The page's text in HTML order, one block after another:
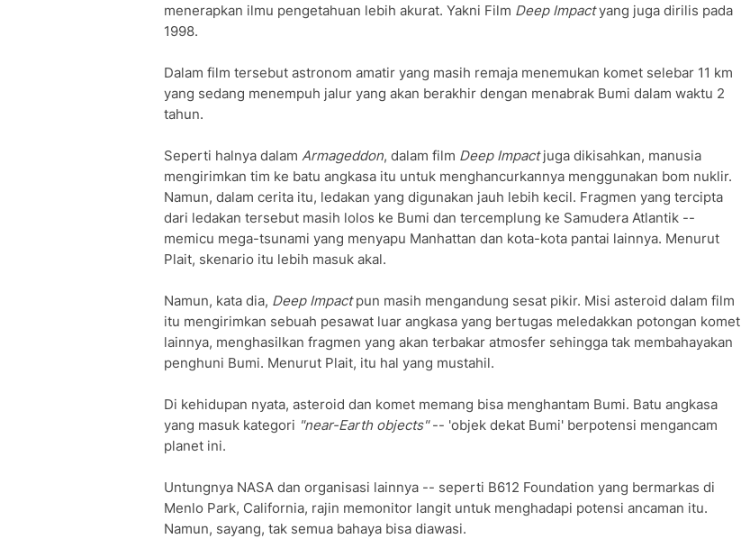
menerapkan ilmu pengetahuan lebih akurat. Yakni Film Deep Impactyang juga dirilis pada
1998.
Dalam film tersebut astronom amatir yang masih remaja menemukan komet selebar 11 km
yang sedang menempuh jalur yang akan berakhir dengan menabrak Bumi dalam waktu 2
tahun.
Seperti halnya dalam Armageddon, dalam film Deep Impactjuga dikisahkan, manusia
mengirimkan tim ke batu angkasa itu untuk menghancurkannya menggunakan bom nuklir.
Namun, dalam cerita itu, ledakan yang digunakan jauh lebih kecil. Fragmen yang tercipta
dari ledakan tersebut masih lolos ke Bumi dan tercemplung ke Samudera Atlantik --
memicu mega-tsunami yang menyapu Manhattan dan kota-kota pantai lainnya. Menurut
Plait, skenario itu lebih masuk akal.
Namun, kata dia, Deep Impactpun masih mengandung sesat pikir. Misi asteroid dalam film
itu mengirimkan sebuah pesawat luar angkasa yang bertugas meledakkan potongan komet
lainnya, menghasilkan fragmen yang akan terbakar atmosfer sehingga tak membahayakan
penghuni Bumi. Menurut Plait, itu hal yang mustahil.
Di kehidupan nyata, asteroid dan komet memang bisa menghantam Bumi. Batu angkasa
yang masuk kategori "near-Earth objects"-- 'objek dekat Bumi' berpotensi mengancam
planet ini.
Untungnya NASA dan organisasi lainnya -- seperti B612 Foundation yang bermarkas di
Menlo Park, California, rajin memonitor langit untuk menghadapi potensi ancaman itu.
Namun, sayang, tak semua bahaya bisa diawasi.